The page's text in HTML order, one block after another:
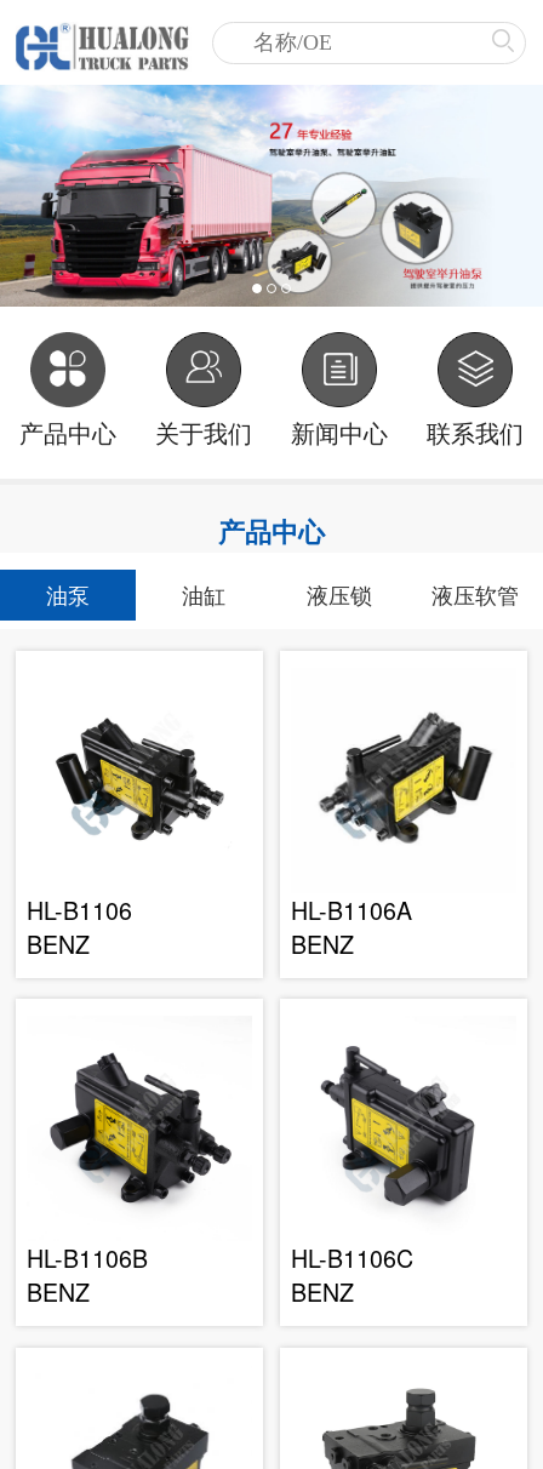
产品中心 关于我们 新闻中心 联系我们
产品中心
油泵 油缸 液压锁 液压软管
HL-B1106
BENZ
HL-B1106A
BENZ
HL-B1106B
BENZ
HL-B1106C
BENZ